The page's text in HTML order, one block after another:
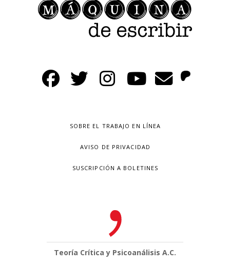
SOBRE EL TRABAJO EN LÍNEA
AVISO DE PRIVACIDAD
SUSCRIPCIÓN A BOLETINES
Teoría Crítica y Psicoanálisis A.C.